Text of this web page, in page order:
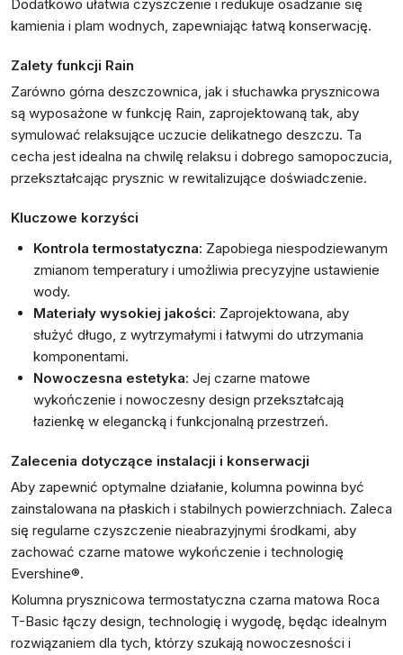
Dodatkowo ułatwia czyszczenie i redukuje osadzanie się
kamienia i plam wodnych, zapewniając łatwą konserwację.
Zalety funkcji Rain
Zarówno górna deszczownica, jak i słuchawka prysznicowa
są wyposażone w funkcję Rain, zaprojektowaną tak, aby
symulować relaksujące uczucie delikatnego deszczu. Ta
cecha jest idealna na chwilę relaksu i dobrego samopoczucia,
przekształcając prysznic w rewitalizujące doświadczenie.
Kluczowe korzyści
Kontrola termostatyczna: Zapobiega niespodziewanym
zmianom temperatury i umożliwia precyzyjne ustawienie
wody.
Materiały wysokiej jakości: Zaprojektowana, aby
służyć długo, z wytrzymałymi i łatwymi do utrzymania
komponentami.
Nowoczesna estetyka: Jej czarne matowe
wykończenie i nowoczesny design przekształcają
łazienkę w elegancką i funkcjonalną przestrzeń.
Zalecenia dotyczące instalacji i konserwacji
Aby zapewnić optymalne działanie, kolumna powinna być
zainstalowana na płaskich i stabilnych powierzchniach. Zaleca
się regularne czyszczenie nieabrazyjnymi środkami, aby
zachować czarne matowe wykończenie i technologię
Evershine®.
Kolumna prysznicowa termostatyczna czarna matowa Roca
T-Basic łączy design, technologię i wygodę, będąc idealnym
rozwiązaniem dla tych, którzy szukają nowoczesności i